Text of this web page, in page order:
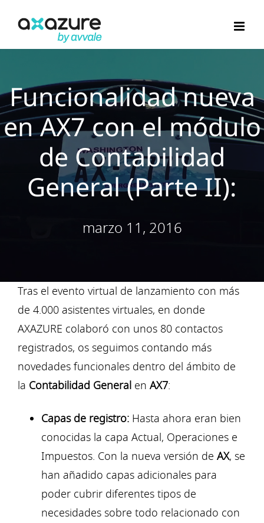
Funcionalidad nueva
en AX7 con el módulo
de Contabilidad
General (Parte II):
marzo 11, 2016
Tras el evento virtual de lanzamiento con más
de 4.000 asistentes virtuales, en donde
AXAZURE colaboró con unos 80 contactos
registrados, os seguimos contando más
novedades funcionales dentro del ámbito de
la Contabilidad General en AX7:
Capas de registro: Hasta ahora eran bien
conocidas la capa Actual, Operaciones e
Impuestos. Con la nueva versión de AX, se
han añadido capas adicionales para
poder cubrir diferentes tipos de
necesidades sobre todo relacionado con